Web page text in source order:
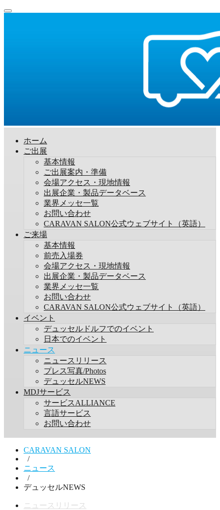
ホーム
ご出展
基本情報
ご出展案内・準備
会場アクセス・現地情報
出展企業・製品データベース
業界メッセ一覧
お問い合わせ
CARAVAN SALON公式ウェブサイト（英語）
ご来場
基本情報
前売入場券
会場アクセス・現地情報
出展企業・製品データベース
業界メッセ一覧
お問い合わせ
CARAVAN SALON公式ウェブサイト（英語）
イベント
デュッセルドルフでのイベント
日本でのイベント
ニュース
ニュースリリース
プレス写真/Photos
デュッセルNEWS
MDJサービス
サービスALLIANCE
言語サービス
お問い合わせ
CARAVAN SALON
/
ニュース
/
デュッセルNEWS
ニュースリリース